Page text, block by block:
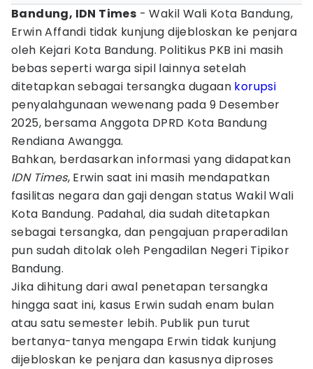
Bandung, IDN Times - Wakil Wali Kota Bandung,
Erwin Affandi tidak kunjung dijebloskan ke penjara
oleh Kejari Kota Bandung. Politikus PKB ini masih
bebas seperti warga sipil lainnya setelah
ditetapkan sebagai tersangka dugaan korupsi
penyalahgunaan wewenang pada 9 Desember
2025, bersama Anggota DPRD Kota Bandung
Rendiana Awangga.
Bahkan, berdasarkan informasi yang didapatkan
IDN Times, Erwin saat ini masih mendapatkan
fasilitas negara dan gaji dengan status Wakil Wali
Kota Bandung. Padahal, dia sudah ditetapkan
sebagai tersangka, dan pengajuan praperadilan
pun sudah ditolak oleh Pengadilan Negeri Tipikor
Bandung.
Jika dihitung dari awal penetapan tersangka
hingga saat ini, kasus Erwin sudah enam bulan
atau satu semester lebih. Publik pun turut
bertanya-tanya mengapa Erwin tidak kunjung
dijebloskan ke penjara dan kasusnya diproses